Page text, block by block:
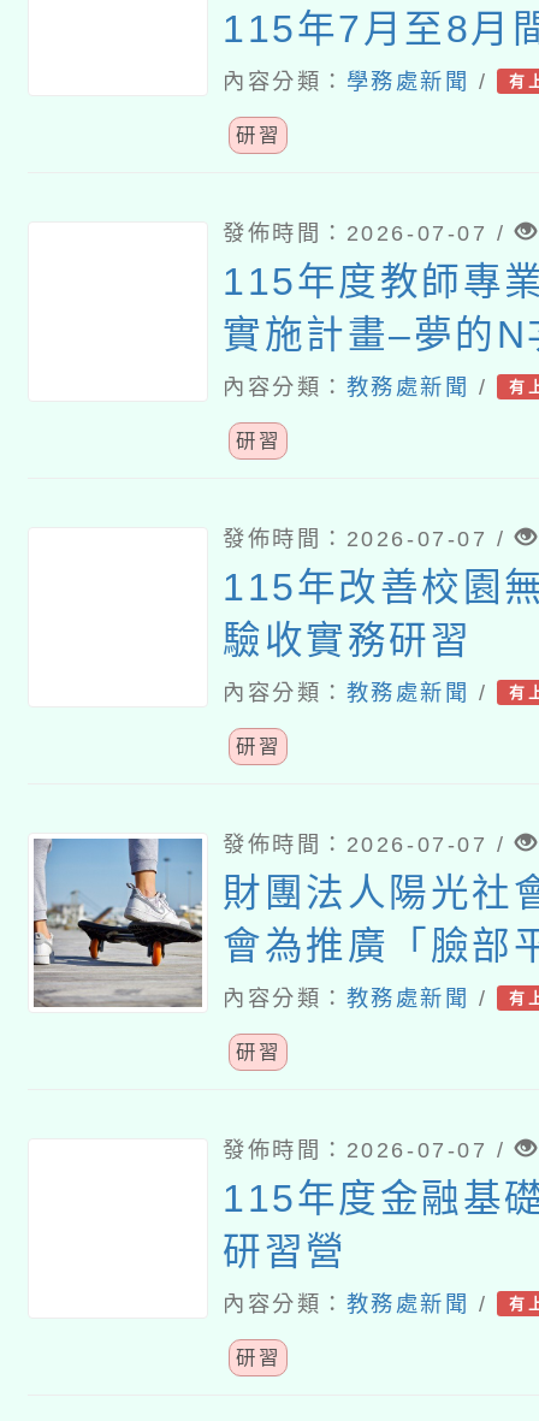
115年7月至8月
師食農體驗交流
研習」活動
內容分類： 學務處新聞 / 有
研習
發佈時間：2026-07-07 /
115年度教師專
實施計畫–夢的
作坊–中二區(南
內容分類： 教務處新聞 / 有
研習
發佈時間：2026-07-07 /
115年改善校園
驗收實務研習
內容分類： 教務處新聞 / 有
研習
發佈時間：2026-07-07 /
財團法人陽光社
會為推廣「臉部
育，推出《美感
外貌評價的真相
內容分類： 教務處新聞 / 有
研習
發佈時間：2026-07-07 /
115年度金融基
研習營
內容分類： 教務處新聞 / 有
研習